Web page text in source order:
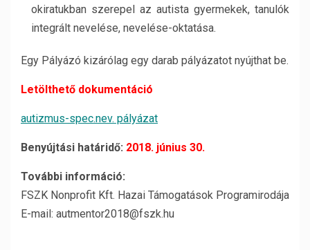
okiratukban szerepel az autista gyermekek, tanulók
integrált nevelése, nevelése-oktatása.
Egy Pályázó kizárólag egy darab pályázatot nyújthat be.
Letölthető dokumentáció
autizmus-spec.nev. pályázat
Benyújtási határidő: 2018. június 30.
További információ:
FSZK Nonprofit Kft. Hazai Támogatások Programirodája
E-mail: autmentor2018@fszk.hu